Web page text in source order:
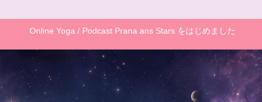
Online Yoga / Podcast Prana ans Stars をはじめました